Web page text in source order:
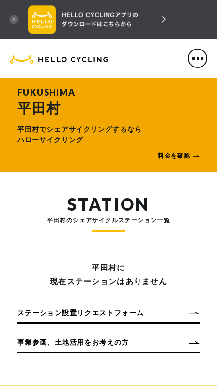
HELLO CYCLING（ハローサ
FUKUSHIMA
平田村
平田村でシェアサイクリングするなら
ハローサイクリング
料金を確認
STATION
平田村のシェアサイクルステーション一覧
平田村に
現在ステーションはありません
ステーション設置リクエストフォーム
事業参画、土地活用をお考えの方